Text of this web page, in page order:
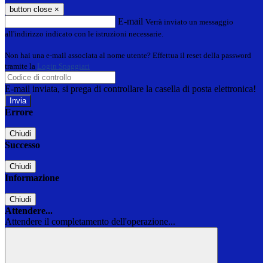
button close ×
E-mail Verrà inviato un messaggio
all'indirizzo indicato con le istruzioni necessarie.
Non hai una e-mail associata al nome utente? Effettua il reset della password
tramite la Login Spaggiari
E-mail inviata, si prega di controllare la casella di posta elettronica!
Errore
Chiudi
Successo
Chiudi
Informazione
Chiudi
Attendere...
Attendere il completamento dell'operazione...